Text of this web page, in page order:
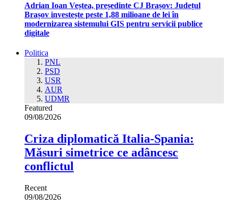
Adrian Ioan Veștea, președinte CJ Brașov: Județul
Brașov investește peste 1,88 milioane de lei în
modernizarea sistemului GIS pentru servicii publice
digitale
Politica
PNL
PSD
USR
AUR
UDMR
Featured
09/08/2026
Criza diplomatică Italia-Spania:
Măsuri simetrice ce adâncesc
conflictul
Recent
09/08/2026